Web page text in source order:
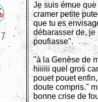
7
Je suis émue
cramer petite
que tu es
débarasser de, je
poufiasse".
"à la Genèse de
hiiiiii quel gros
pouet pouet
doute compris."
bonne crise de